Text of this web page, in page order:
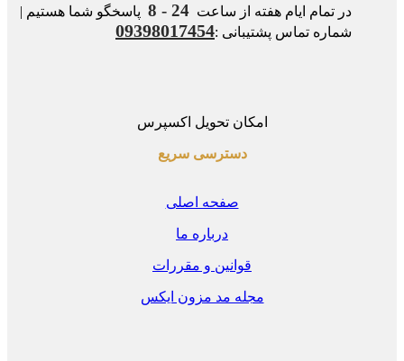
در تمام ایام هفته از ساعت24 - 8
پاسخگو شما هستیم |
شماره تماس پشتیبانی :09398017454
امکان تحویل اکسپرس
دسترسی سریع
صفحه اصلی
درباره ما
قوانین و مقررات
مجله مد مزون ایکس